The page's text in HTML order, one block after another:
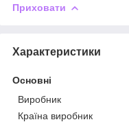
Приховати
Характеристики
Основні
Виробник
Країна виробник